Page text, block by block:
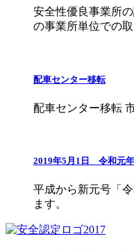
安全性優良事業所
の事業所単位での
配車センター移転
配車センター移転
2019年5月1日 令和元年
平成から新元号「
ます。